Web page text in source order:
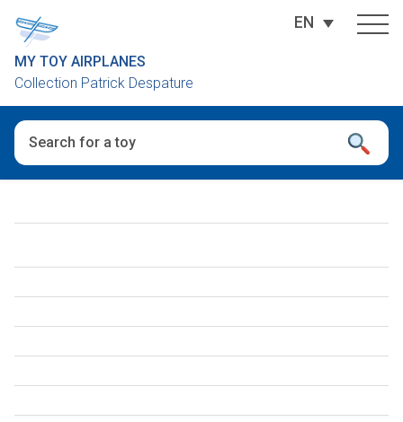
MY TOY AIRPLANES
Collection Patrick Despature
EN